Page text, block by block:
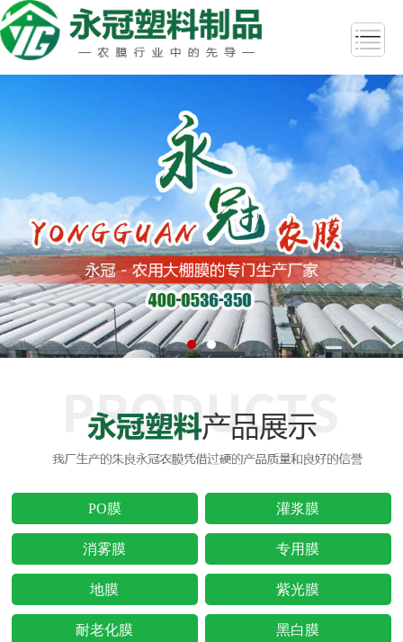
PO膜 灌浆膜
消雾膜 专用膜
地膜 紫光膜
耐老化膜 黑白膜